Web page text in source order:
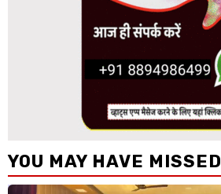
YOU MAY HAVE MISSED